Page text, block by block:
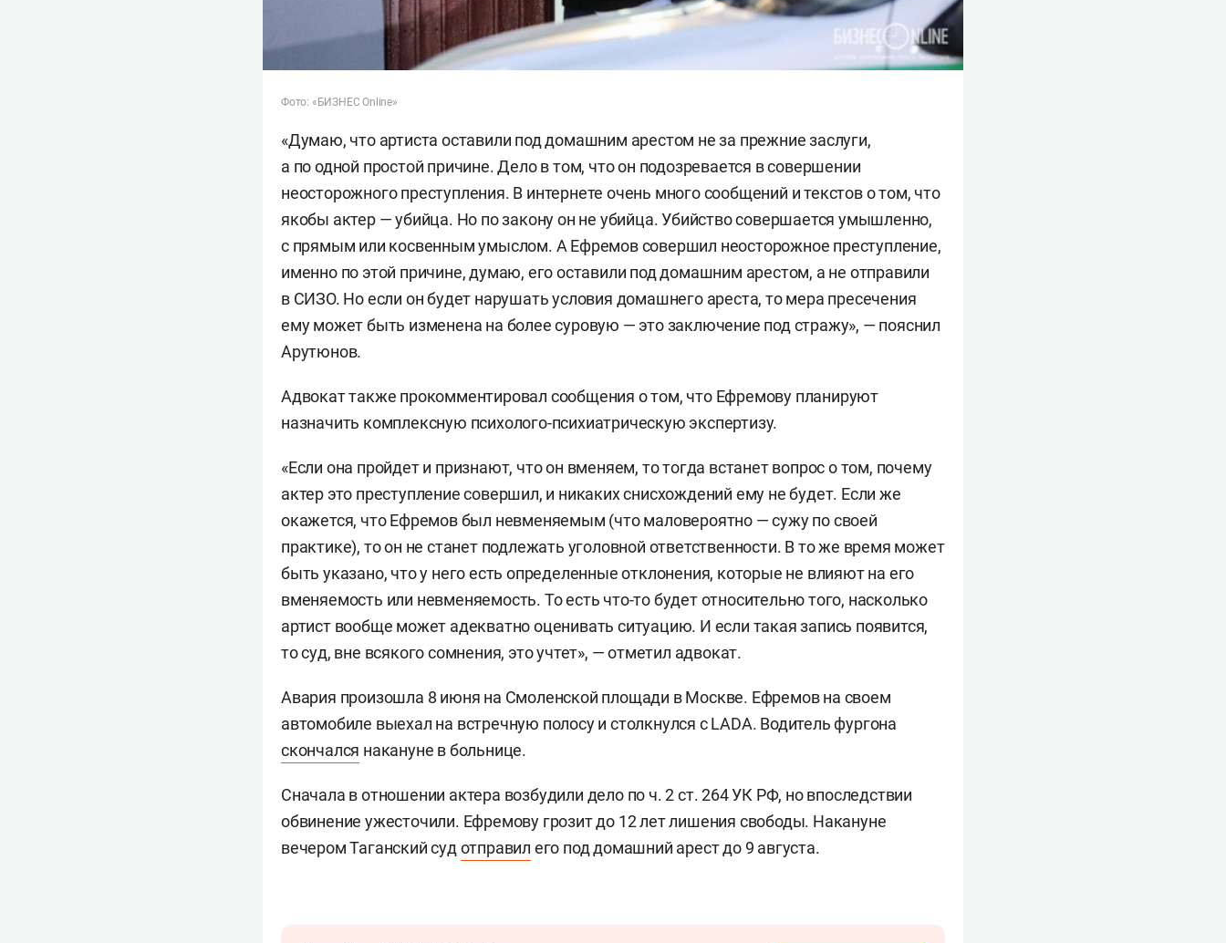
Фото: «БИЗНЕС Online»
«Думаю, что артиста оставили под домашним арестом не за прежние заслуги,
а по одной простой причине. Дело в том, что он подозревается в совершении
неосторожного преступления. В интернете очень много сообщений и текстов о том, что
якобы актер — убийца. Но по закону он не убийца. Убийство совершается умышленно,
с прямым или косвенным умыслом. А Ефремов совершил неосторожное преступление,
именно по этой причине, думаю, его оставили под домашним арестом, а не отправили
в СИЗО. Но если он будет нарушать условия домашнего ареста, то мера пресечения
ему может быть изменена на более суровую — это заключение под стражу», — пояснил
Арутюнов.
Адвокат также прокомментировал сообщения о том, что Ефремову планируют
назначить комплексную психолого-психиатрическую экспертизу.
«Если она пройдет и признают, что он вменяем, то тогда встанет вопрос о том, почему
актер это преступление совершил, и никаких снисхождений ему не будет. Если же
окажется, что Ефремов был невменяемым (что маловероятно — сужу по своей
практике), то он не станет подлежать уголовной ответственности. В то же время может
быть указано, что у него есть определенные отклонения, которые не влияют на его
вменяемость или невменяемость. То есть что-то будет относительно того, насколько
артист вообще может адекватно оценивать ситуацию. И если такая запись появится,
то суд, вне всякого сомнения, это учтет», — отметил адвокат.
Авария произошла 8 июня на Смоленской площади в Москве. Ефремов на своем
автомобиле выехал на встречную полосу и столкнулся с LADA. Водитель фургона
скончался накануне в больнице.
Сначала в отношении актера возбудили дело по ч. 2 ст. 264 УК РФ, но впоследствии
обвинение ужесточили. Ефремову грозит до 12 лет лишения свободы. Накануне
вечером Таганский суд отправил его под домашний арест до 9 августа.